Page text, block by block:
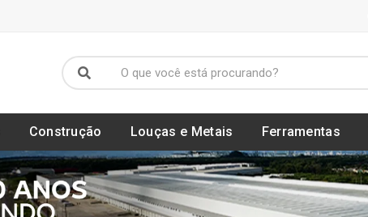
Construção Louças e Metais Ferramentas